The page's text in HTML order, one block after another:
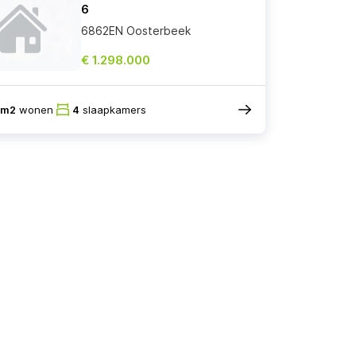
6
6862EN Oosterbeek
€ 1.298.000
wonen 4 slaapkamers